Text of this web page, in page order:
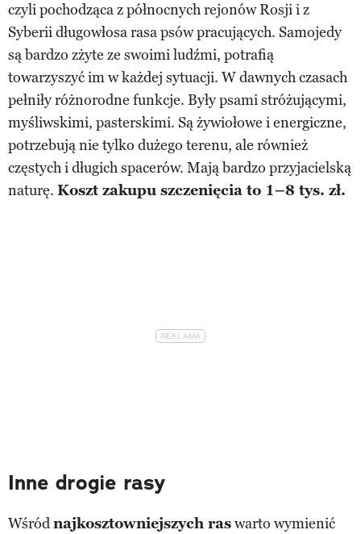
czyli pochodząca z północnych rejonów Rosji i z
Syberii długowłosa rasa psów pracujących. Samojedy
są bardzo zżyte ze swoimi ludźmi, potrafią
towarzyszyć im w każdej sytuacji. W dawnych czasach
pełniły różnorodne funkcje. Były psami stróżującymi,
myśliwskimi, pasterskimi. Są żywiołowe i energiczne,
potrzebują nie tylko dużego terenu, ale również
częstych i długich spacerów. Mają bardzo przyjacielską
naturę. Koszt zakupu szczenięcia to 1–8 tys. zł.
Inne drogie rasy
Wśródnajkosztowniejszych raswarto wymienić